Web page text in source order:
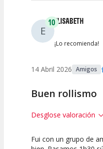
E
10ELISABETH
¡Lo recomienda!
14 Abril 2026 Amigos
Buen rollismo
Desglose valoración
10 10
Fui con un grupo de